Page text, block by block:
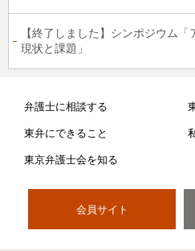
【終了しました】シンポジウム
現状と課題」
弁護士に相談する
東弁にできること
東京弁護士会を知る
会員サイト